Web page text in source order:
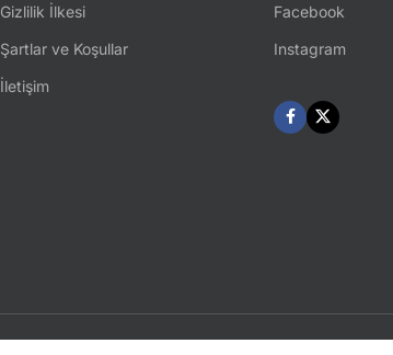
Gizlilik İlkesi
Şartlar ve Koşullar
İletişim
Facebook
Instagram